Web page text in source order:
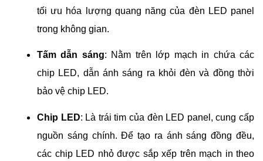
tối ưu hóa lượng quang năng của đèn LED panel
trong không gian.
Tấm dẫn sáng: Nằm trên lớp mạch in chứa các
chip LED, dẫn ánh sáng ra khỏi đèn và đồng thời
bảo vệ chip LED.
Chip LED: Là trái tim của đèn LED panel, cung cấp
nguồn sáng chính. Để tạo ra ánh sáng đồng đều,
các chip LED nhỏ được sắp xếp trên mạch in theo